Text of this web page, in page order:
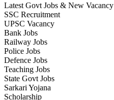
Latest Govt Jobs & New Vacancy
SSC Recruitment
UPSC Vacancy
Bank Jobs
Railway Jobs
Police Jobs
Defence Jobs
Teaching Jobs
State Govt Jobs
Sarkari Yojana
Scholarship